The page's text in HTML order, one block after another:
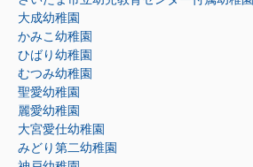
大成幼稚園
かみこ幼稚園
ひばり幼稚園
むつみ幼稚園
聖愛幼稚園
麗愛幼稚園
大宮愛仕幼稚園
みどり第二幼稚園